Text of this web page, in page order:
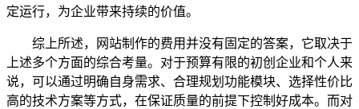
定运行，为企业带来持续的价值。
综上所述，网站制作的费用并没有固定的答案，它取决于
上述多个方面的综合考量。对于预算有限的初创企业和个人来
说，可以通过明确自身需求、合理规划功能模块、选择性价比
高的技术方案等方式，在保证质量的前提下控制好成本。而对